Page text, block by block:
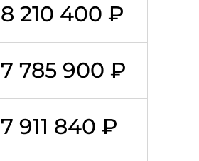
8 210 400 ₽
7 785 900 ₽
7 911 840 ₽